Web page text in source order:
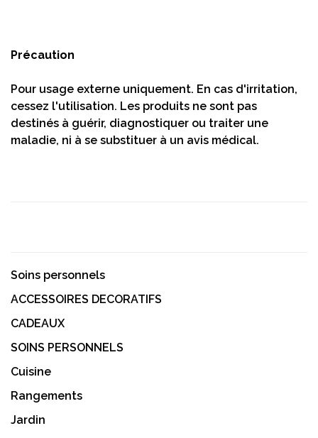
Précaution
Pour usage externe uniquement. En cas d'irritation,
cessez l'utilisation. Les produits ne sont pas
destinés à guérir, diagnostiquer ou traiter une
maladie, ni à se substituer à un avis médical.
Soins personnels
ACCESSOIRES DECORATIFS
CADEAUX
SOINS PERSONNELS
Cuisine
Rangements
Jardin